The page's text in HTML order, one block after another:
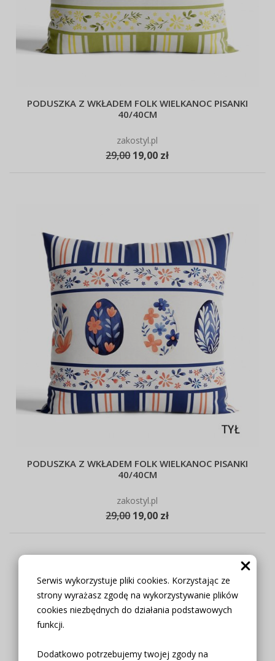
Serwis wykorzystuje pliki cookies. Korzystając ze
strony wyrażasz zgodę na wykorzystywanie plików
cookies niezbędnych do działania podstawowych
funkcji.
Dodatkowo potrzebujemy twojej zgody na
PODUSZKA Z WKŁADEM FOLK WIELKANOC PISANKI
40/40CM
zakostyl.pl
29,00 19,00 zł
PODUSZKA Z WKŁADEM FOLK WIELKANOC PISANKI
40/40CM
zakostyl.pl
29,00 19,00 zł